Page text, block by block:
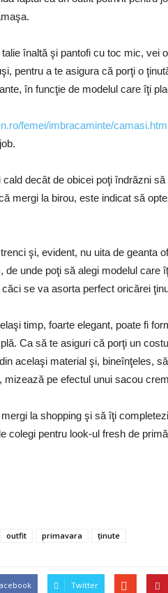
înaltă şi pantofi cu toc mic, vei
pentru a te asigura că porţi o
în funcţie de modelul care îţi
femei/imbracaminte/
decât de obicei poţi îndrăzni
mergi la birou, este indicat să
şi, evident, nu uita de geanta
, de unde poţi să alegi modelul care
se va asorta perfect oricărei
timp, foarte elegant, poate fi
Ca să te asiguri că porţi un
acelaşi material şi, bineînţeles,
mizează pe efectul unui sacou
la shopping şi să îţi
colegi pentru look-ul fresh de
outfit primavara ținute
Twitter